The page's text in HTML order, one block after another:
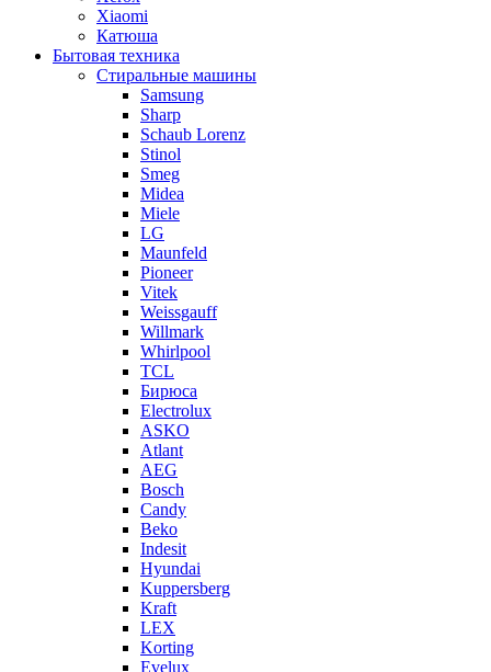
Xiaomi
Катюша
Бытовая техника
Стиральные машины
Samsung
Sharp
Schaub Lorenz
Stinol
Smeg
Midea
Miele
LG
Maunfeld
Pioneer
Vitek
Weissgauff
Willmark
Whirlpool
TCL
Бирюса
Electrolux
ASKO
Atlant
AEG
Bosch
Candy
Beko
Indesit
Hyundai
Kuppersberg
Kraft
LEX
Korting
Evelux